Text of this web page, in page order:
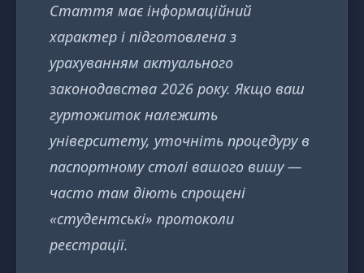
Стаття має інформаційний
характер і підготовлена з
урахуванням актуального
законодавства 2026 року. Якщо ваш
гуртожиток належить
університету, уточніть процедуру в
паспортному столі вашого вишу —
часто там діють спрощені
«студентські» протоколи
реєстрації.